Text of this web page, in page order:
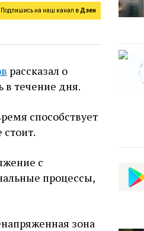
Подпишись на наш канал вДзен
рассказал о
в течение дня.
способствует
с
процессы,
зона